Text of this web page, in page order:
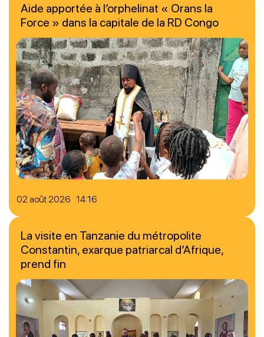
02 août 2026 14:16
Aide apportée à l’orphelinat « Orans la
Force » dans la capitale de la RD Congo
La visite en Tanzanie du métropolite
Constantin, exarque patriarcal d’Afrique,
prend fin